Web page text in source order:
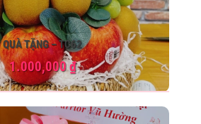
QUÀ TẶNG – TC62
1.000,000₫